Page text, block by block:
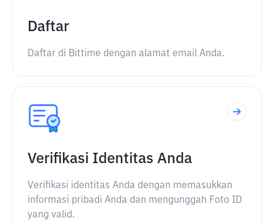
Daftar
Daftar di Bittime dengan alamat email Anda.
Verifikasi Identitas Anda
Verifikasi identitas Anda dengan memasukkan
informasi pribadi Anda dan mengunggah Foto ID
yang valid.